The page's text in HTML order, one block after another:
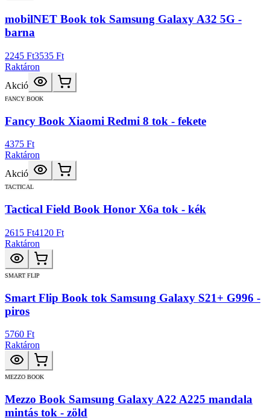
mobilNET Book tok Samsung Galaxy A32 5G -
barna
2245 Ft3535 Ft
Raktáron
Akció
FANCY BOOK
Fancy Book Xiaomi Redmi 8 tok - fekete
4375 Ft
Raktáron
Akció
TACTICAL
Tactical Field Book Honor X6a tok - kék
2615 Ft4120 Ft
Raktáron
SMART FLIP
Smart Flip Book tok Samsung Galaxy S21+ G996 -
piros
5760 Ft
Raktáron
MEZZO BOOK
Mezzo Book Samsung Galaxy A22 A225 mandala
mintás tok - zöld